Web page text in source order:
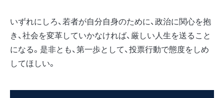
いずれにしろ、若者が自分自身のために、政治に関心を抱
き、社会を変革していかなければ、厳しい人生を送ること
になる。是非とも、第一歩として、投票行動で態度をしめ
してほしい。